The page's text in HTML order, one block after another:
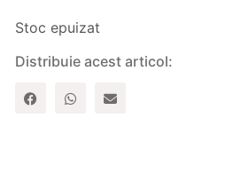
Stoc epuizat
Distribuie acest articol: